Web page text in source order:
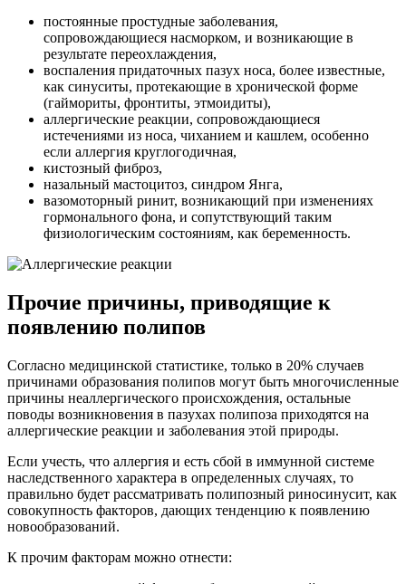
постоянные простудные заболевания,
сопровождающиеся насморком, и возникающие в
результате переохлаждения,
воспаления придаточных пазух носа, более известные,
как синуситы, протекающие в хронической форме
(гаймориты, фронтиты, этмоидиты),
аллергические реакции, сопровождающиеся
истечениями из носа, чиханием и кашлем, особенно
если аллергия круглогодичная,
кистозный фиброз,
назальный мастоцитоз, синдром Янга,
вазомоторный ринит, возникающий при изменениях
гормонального фона, и сопутствующий таким
физиологическим состояниям, как беременность.
Прочие причины, приводящие к
появлению полипов
Согласно медицинской статистике, только в 20% случаев
причинами образования полипов могут быть многочисленные
причины неаллергического происхождения, остальные
поводы возникновения в пазухах полипоза приходятся на
аллергические реакции и заболевания этой природы.
Если учесть, что аллергия и есть сбой в иммунной системе
наследственного характера в определенных случаях, то
правильно будет рассматривать полипозный риносинусит, как
совокупность факторов, дающих тенденцию к появлению
новообразований.
К прочим факторам можно отнести: